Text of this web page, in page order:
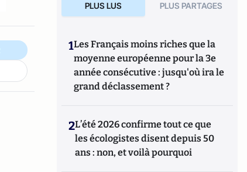
PLUS LUS PLUS PARTAGES
1Les Français moins riches que la
moyenne européenne pour la 3e
année consécutive : jusqu'où ira le
grand déclassement ?
2L’été 2026 confirme tout ce que
les écologistes disent depuis 50
ans : non, et voilà pourquoi